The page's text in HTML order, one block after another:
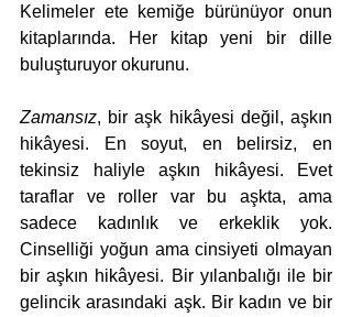
Kelimeler ete kemiğe bürünüyor onun
kitaplarında. Her kitap yeni bir dille
buluşturuyor okurunu.
Zamansız, bir aşk hikâyesi değil, aşkın
hikâyesi. En soyut, en belirsiz, en
tekinsiz haliyle aşkın hikâyesi. Evet
taraflar ve roller var bu aşkta, ama
sadece kadınlık ve erkeklik yok.
Cinselliği yoğun ama cinsiyeti olmayan
bir aşkın hikâyesi. Bir yılanbalığı ile bir
gelincik arasındaki aşk. Bir kadın ve bir